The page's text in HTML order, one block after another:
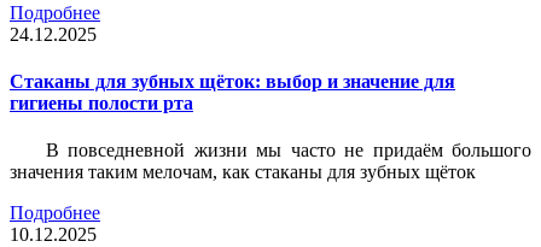
Подробнее
24.12.2025
Стаканы для зубных щёток: выбор и значение для
гигиены полости рта
В повседневной жизни мы часто не придаём большого
значения таким мелочам, как стаканы для зубных щёток
Подробнее
10.12.2025